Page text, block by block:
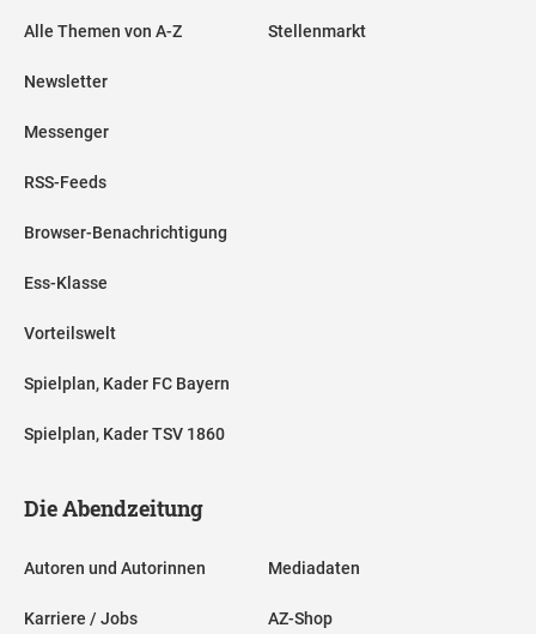
Alle Themen von A-Z
Newsletter
Messenger
RSS-Feeds
Browser-Benachrichtigung
Ess-Klasse
Vorteilswelt
Spielplan, Kader FC Bayern
Spielplan, Kader TSV 1860
Stellenmarkt
Die Abendzeitung
Autoren und Autorinnen
Karriere / Jobs
Mediadaten
AZ-Shop